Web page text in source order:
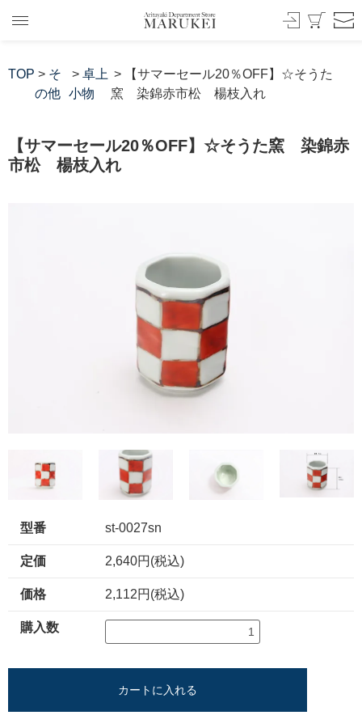
TOP > そ
の他
> 卓上
小物
> 【サマーセール20％OFF】☆そうた
窯 染錦赤市松 楊枝入れ
【サマーセール20％OFF】☆そうた窯 染錦赤
市松 楊枝入れ
型番 st-0027sn
定価 2,640円(税込)
価格 2,112円(税込)
購入数
カートに入れる